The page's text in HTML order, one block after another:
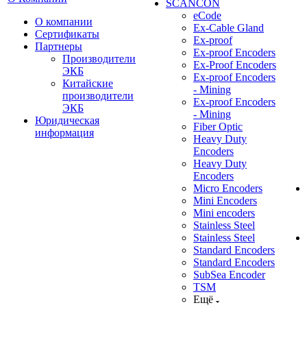
О компании
Сертификаты
Партнеры
Производители
ЭКБ
Китайские
производители
ЭКБ
Юридическая
информация
SCANCON
eCode
Ex-Cable Gland
Ex-proof
Ex-proof Encoders
Ex-Proof Encoders
Ex-proof Encoders
- Mining
Ex-proof Encoders
- Mining
Fiber Optic
Heavy Duty
Encoders
Heavy Duty
Encoders
Micro Encoders
Mini Encoders
Mini encoders
Stainless Steel
Stainless Steel
Standard Encoders
Standard Encoders
SubSea Encoder
TSM
Ещё